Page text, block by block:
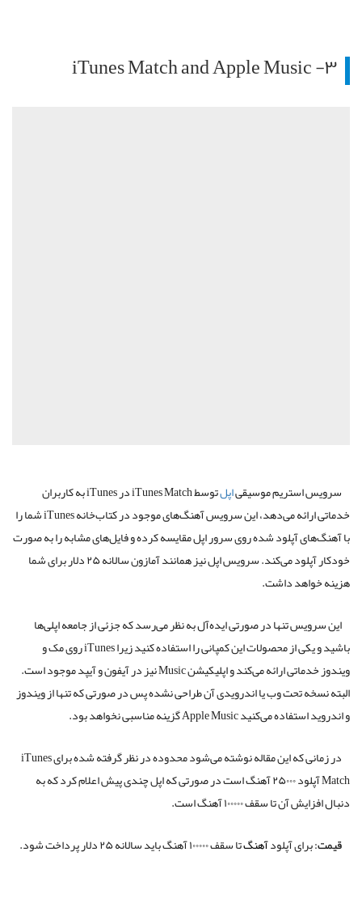
۳- iTunes Match and Apple Music
سرویس استریم موسیقیاپل
توسط iTunes Match در iTunes به کاربران
خدماتی ارائه می‌دهد، این سرویس آهنگ‌های موجود در کتاب‌خانه iTunes شما را
با آهنگ‌های آپلود شده روی سرور اپل مقایسه کرده و فایل‌های مشابه را به صورت
خودکار آپلود می‌کند. سرویس اپل نیز همانند آمازون سالانه ۲۵ دلار برای شما
هزینه خواهد داشت.
این سرویس تنها در صورتی ایده‌آل به نظر می‌رسد که جزئی از جامعه اپلی‌ها
باشید و یکی از محصولات این کمپانی را استفاده ‌کنید زیرا iTunes روی مک و
ویندوز خدماتی ارائه می‌کند و اپلیکیشن Music نیز در آیفون و آیپد موجود است.
البته نسخه تحت وب یا اندرویدی آن طراحی نشده پس در صورتی که تنها از ویندوز
و اندروید استفاده می‌کنید Apple Music گزینه مناسبی نخواهد بود.
در زمانی که این مقاله نوشته می‌شود محدوده در نظر گرفته شده برای iTunes
Match آپلود ۲۵۰۰۰ آهنگ است در صورتی که اپل چندی پیش اعلام کرد که به
دنبال افزایش آن تا سقف ۱۰۰۰۰۰ آهنگ است.
قیمت:برای آپلودآهنگتا سقف ۱۰۰۰۰۰ آهنگ باید سالانه ۲۵ دلار پرداخت شود.